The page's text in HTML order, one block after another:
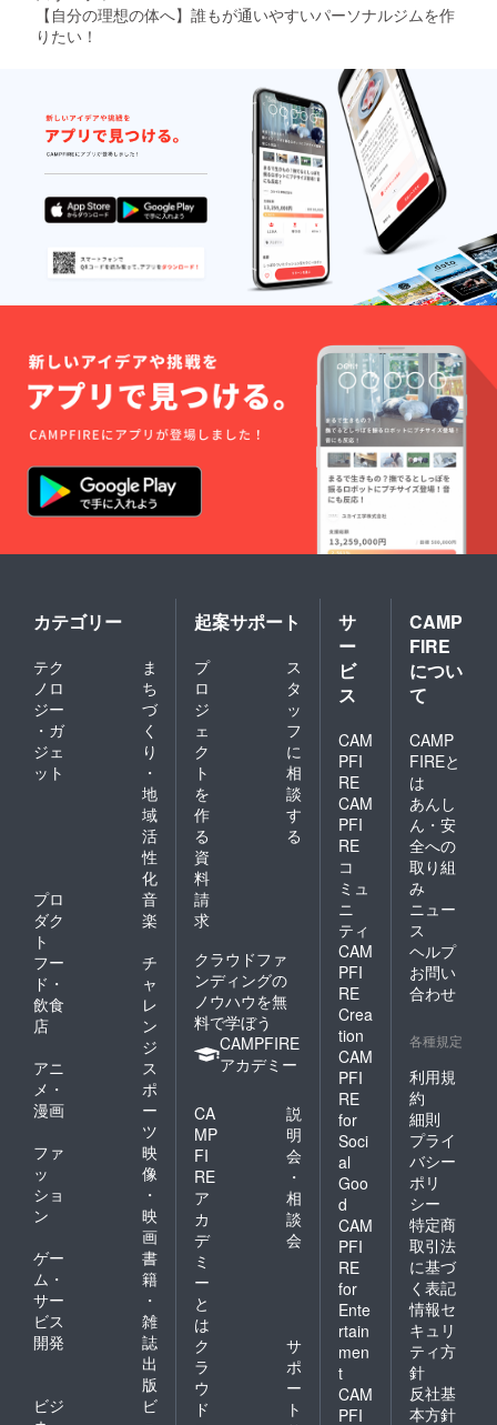
【自分の理想の体へ】誰もが通いやすいパーソナルジムを作
りたい！
カテゴリー
テク
ノロ
ジー
・ガ
ジェ
ット
ま
ち
づ
く
り
・
地
域
活
性
化
プロ
ダク
ト
音
楽
フー
ド・
飲食
店
チ
ャ
レ
ン
ジ
アニ
メ・
漫画
ス
ポ
ー
ツ
ファ
ッ
ショ
ン
映
像
・
映
画
ゲー
ム・
サー
ビス
開発
書
籍
・
雑
誌
出
版
ビジ
ビ
起案サポート
プ
ロ
ジ
ェ
ク
ト
を
作
る
ス
タ
ッ
フ
に
相
談
す
る
資
料
請
求
クラウドファ
ンディングの
ノウハウを無
料で学ぼう
CAMPFIRE
アカデミー
CA
MP
FI
RE
ア
カ
デ
ミ
ー
と
は
説
明
会
・
相
談
会
ク
ラ
ウ
ド
サ
ポ
ー
ト
サ
ー
ビ
ス
CAM
PFI
RE
CAM
PFI
RE
コ
ミュ
ニ
ティ
CAM
PFI
RE
Crea
tion
CAM
PFI
RE
for
Soci
al
Goo
d
CAM
PFI
RE
for
Ente
rtain
men
t
CAM
PFI
CAMP
FIRE
につい
て
CAMP
FIREと
は
あんし
ん・安
全への
取り組
み
ニュー
ス
ヘルプ
お問い
合わせ
各種規定
利用規
約
細則
プライ
バシー
ポリ
シー
特定商
取引法
に基づ
く表記
情報セ
キュリ
ティ方
針
反社基
本方針